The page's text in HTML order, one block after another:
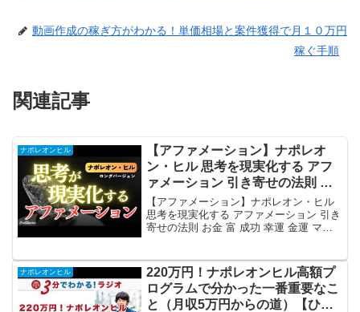
動画作成の稼ぎ方がわかる！単価相場と案件獲得で月１０万円
稼ぐ手順
関連記事
ナポレオンヒル
【アファメーション】ナポレオ
ン・ヒル 思考を現実化する アフ
ァメーション 引き寄せの法則 お
金 富 成功 幸運 金運 マインドフ
ルネス瞑想ガイド
【アファメーション】ナポレオン・ヒル
思考を現実化する アファメーション 引き
寄せの法則 お金 富 成功 幸運 金運 マイ
ナポレオン・ヒル博士の思想が凝縮さ
れ...
ナポレオンヒル
220万円！ナポレオンヒル高額プ
ログラムで分かった一番重要なこ
と（月収5万円からの道）【ひと